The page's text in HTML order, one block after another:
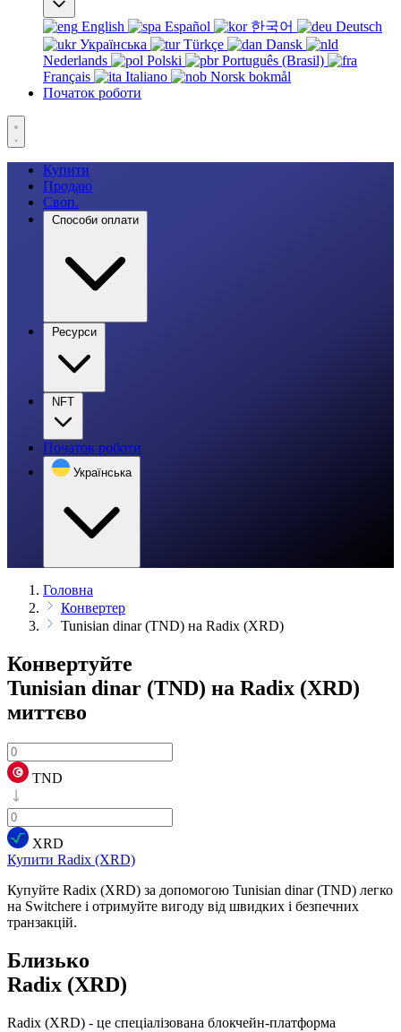
English Español 한국어
Deutsch
Українська
Türkçe
Dansk
Nederlands
Polski
Português (Brasil)
Français
Italiano
Norsk bokmål
Початок роботи
Купити
Продаю
Своп.
Способи оплати
Ресурси
NFT
Початок роботи
Українська
Головна
Конвертер
Tunisian dinar (TND) на Radix (XRD)
Конвертуйте
Tunisian dinar (TND) на Radix (XRD)
миттєво
TND
XRD
Купити Radix (XRD)
Купуйте Radix (XRD) за допомогою Tunisian dinar (TND) легко
на Switchere і отримуйте вигоду від швидких і безпечних
транзакцій.
Близько
Radix (XRD)
Radix (XRD) - це спеціалізована блокчейн-платформа